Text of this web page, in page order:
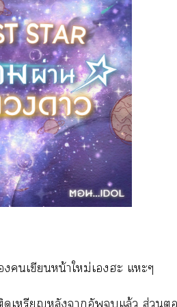
เขียนหน้าใหม่เะ แะๆ